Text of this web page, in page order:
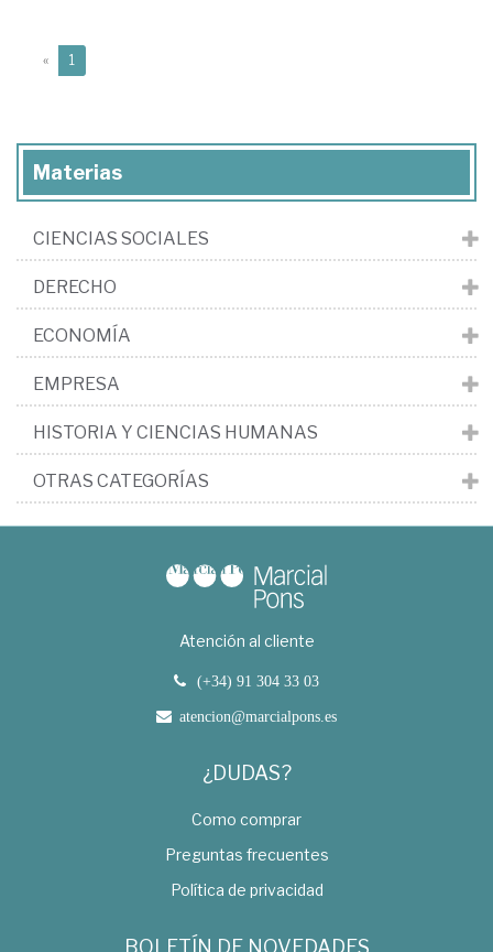
« 1
Materias
CIENCIAS SOCIALES
DERECHO
ECONOMÍA
EMPRESA
HISTORIA Y CIENCIAS HUMANAS
OTRAS CATEGORÍAS
Atención al cliente
(+34) 91 304 33 03
atencion@marcialpons.es
¿DUDAS?
Como comprar
Preguntas frecuentes
Política de privacidad
BOLETÍN DE NOVEDADES